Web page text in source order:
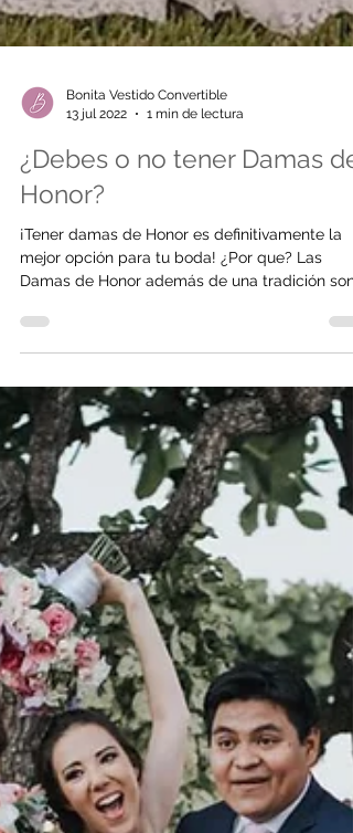
13 jul 2022
1 min de lectura
¿Debes o no tener Damas de
Honor?
¡Tener damas de Honor es definitivamente la
Damas de Honor además de una tradición son
un gran...